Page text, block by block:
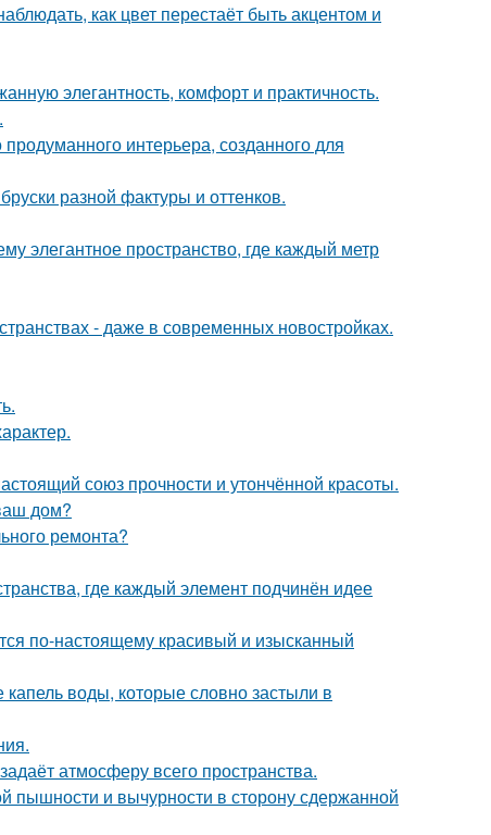
как цвет перестаёт быть акцентом и
элегантность, комфорт и практичность.
интерьера, созданного для
разной фактуры и оттенков.
элегантное пространство, где каждый метр
- даже в современных новостройках.
союз прочности и утончённой красоты.
дом?
ремонта?
где каждый элемент подчинён идее
по-настоящему красивый и изысканный
воды, которые словно застыли в
атмосферу всего пространства.
пышности и вычурности в сторону сдержанной